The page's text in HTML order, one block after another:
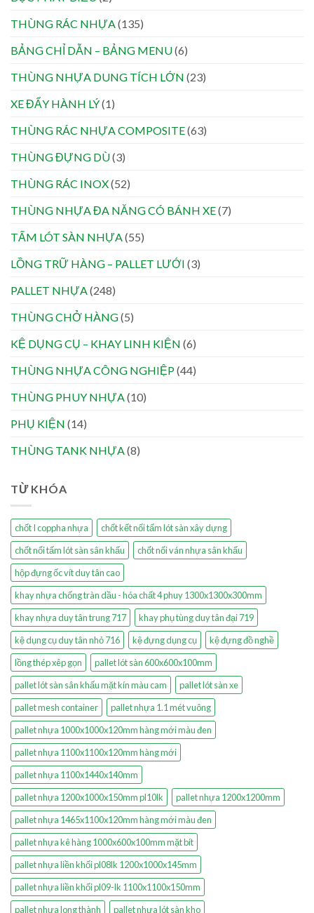
THÙNG RÁC NHỰA (135)
BẢNG CHỈ DẪN – BẢNG MENU(6)
THÙNG NHỰA DUNG TÍCH LỚN (23)
XE ĐẨY HÀNH LÝ(1)
THÙNG RÁC NHỰA COMPOSITE(63)
THÙNG ĐỰNG DÙ(3)
THÙNG RÁC INOX(52)
THÙNG NHỰA ĐA NĂNG CÓ BÁNH XE(7)
TẤM LÓT SÀN NHỰA (55)
LỒNG TRỮ HÀNG – PALLET LƯỚI (3)
PALLET NHỰA (248)
THÙNG CHỞ HÀNG(5)
KỆ DỤNG CỤ – KHAY LINH KIỆN (6)
THÙNG NHỰA CÔNG NGHIỆP(44)
THÙNG PHUY NHỰA (10)
PHỤ KIỆN (14)
THÙNG TANK NHỰA (8)
TỪ KHÓA
chốt I coppha nhựa
chốt kết nối tấm lót sàn xây dựng
chốt nối tấm lót sàn sân khấu
chốt nối ván nhựa sân khấu
hộp đựng ốc vít duy tân cao
khay nhựa chống tràn dầu - hóa chất 4 phuy 1300x1300x300mm
khay nhựa duy tân trung 717
khay phụ tùng duy tân đại 719
kệ dụng cụ duy tân nhỏ 716
kệ đựng dụng cụ
kệ đựng đồ nghề
lồng thép xêp gọn
pallet lót sàn 600x600x100mm
pallet lót sàn sân khấu mặt kín màu cam
pallet lót sàn xe
pallet mesh container
pallet nhựa 1.1 mét vuông
pallet nhựa 1000x1000x120mm hàng mới màu đen
pallet nhựa 1100x1100x120mm hàng mới
pallet nhựa 1100x1440x140mm
pallet nhựa 1200x1000x150mm pl10lk
pallet nhựa 1200x1200mm
pallet nhựa 1465x1100x120mm hàng mới màu đen
pallet nhựa kê hàng 1000x600x100mm mặt bít
pallet nhựa liền khối pl08lk 1200x1000x145mm
pallet nhựa liền khối pl09-lk 1100x1100x150mm
pallet nhựa long thành
pallet nhựa lót sàn kho